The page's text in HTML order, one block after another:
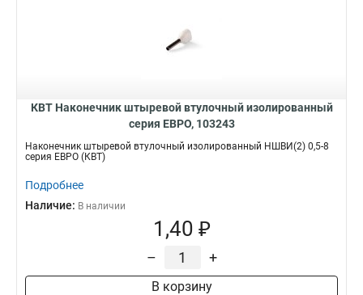
КВТ Наконечник штыревой втулочный изолированный
серия ЕВРО, 103243
Наконечник штыревой втулочный изолированный НШВИ(2) 0,5-8
серия ЕВРО (КВТ)
Подробнее
Наличие: В наличии
1,40 ₽
– +
В корзину